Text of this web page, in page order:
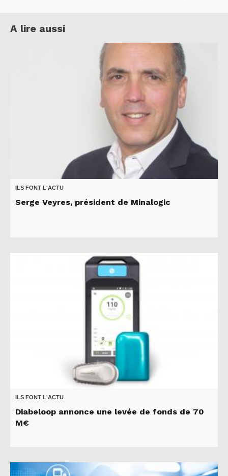
A lire aussi
ILS FONT L'ACTU
Serge Veyres, président de Minalogic
ILS FONT L'ACTU
Diabeloop annonce une levée de fonds de 70
M€